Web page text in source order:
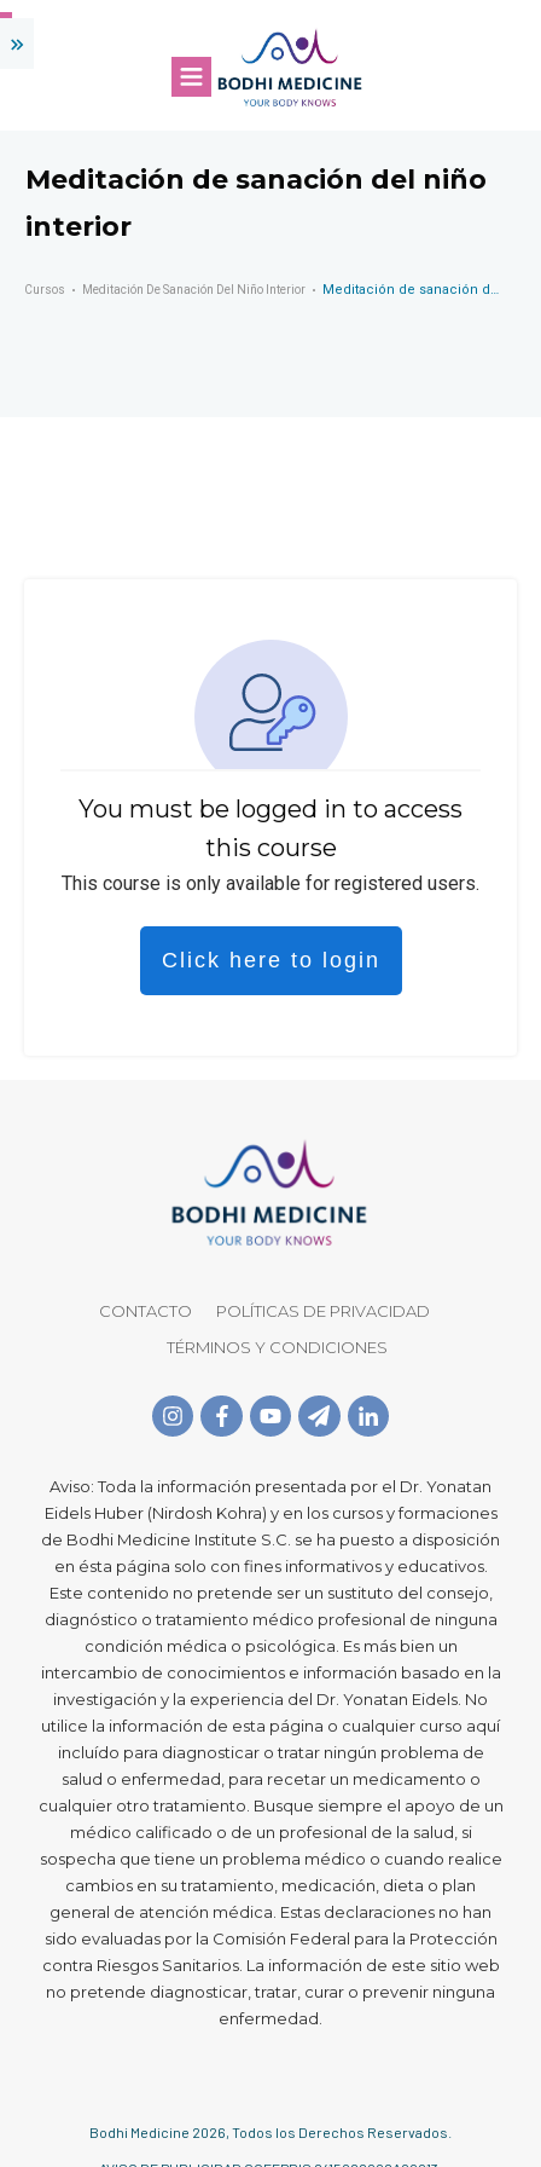
Meditación de sanación del niño
interior
Cursos Meditación De Sanación Del Niño Interior Meditación de sanación del niño interior
You must be logged in to access
this course
This course is only available for registered users.
Click here to login
CONTACTO
POLÍTICAS DE PRIVACIDAD
TÉRMINOS Y CONDICIONES
Aviso: Toda la información presentada por el Dr. Yonatan
Eidels Huber (Nirdosh Kohra) y en los cursos y formaciones
de Bodhi Medicine Institute S.C. se ha puesto a disposición
en ésta página solo con fines informativos y educativos.
Este contenido no pretende ser un sustituto del consejo,
diagnóstico o tratamiento médico profesional de ninguna
condición médica o psicológica. Es más bien un
intercambio de conocimientos e información basado en la
investigación y la experiencia del Dr. Yonatan Eidels. No
utilice la información de esta página o cualquier curso aquí
incluído para diagnosticar o tratar ningún problema de
salud o enfermedad, para recetar un medicamento o
cualquier otro tratamiento. Busque siempre el apoyo de un
médico calificado o de un profesional de la salud, si
sospecha que tiene un problema médico o cuando realice
cambios en su tratamiento, medicación, dieta o plan
general de atención médica. Estas declaraciones no han
sido evaluadas por la Comisión Federal para la Protección
contra Riesgos Sanitarios. La información de este sitio web
no pretende diagnosticar, tratar, curar o prevenir ninguna
enfermedad.
Bodhi Medicine 2026, Todos los Derechos Reservados.